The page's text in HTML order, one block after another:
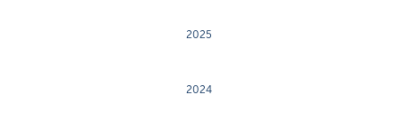
2025
2024